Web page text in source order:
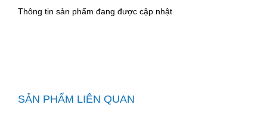
Thông tin sản phẩm đang được cập nhật
SẢN PHẨM LIÊN QUAN